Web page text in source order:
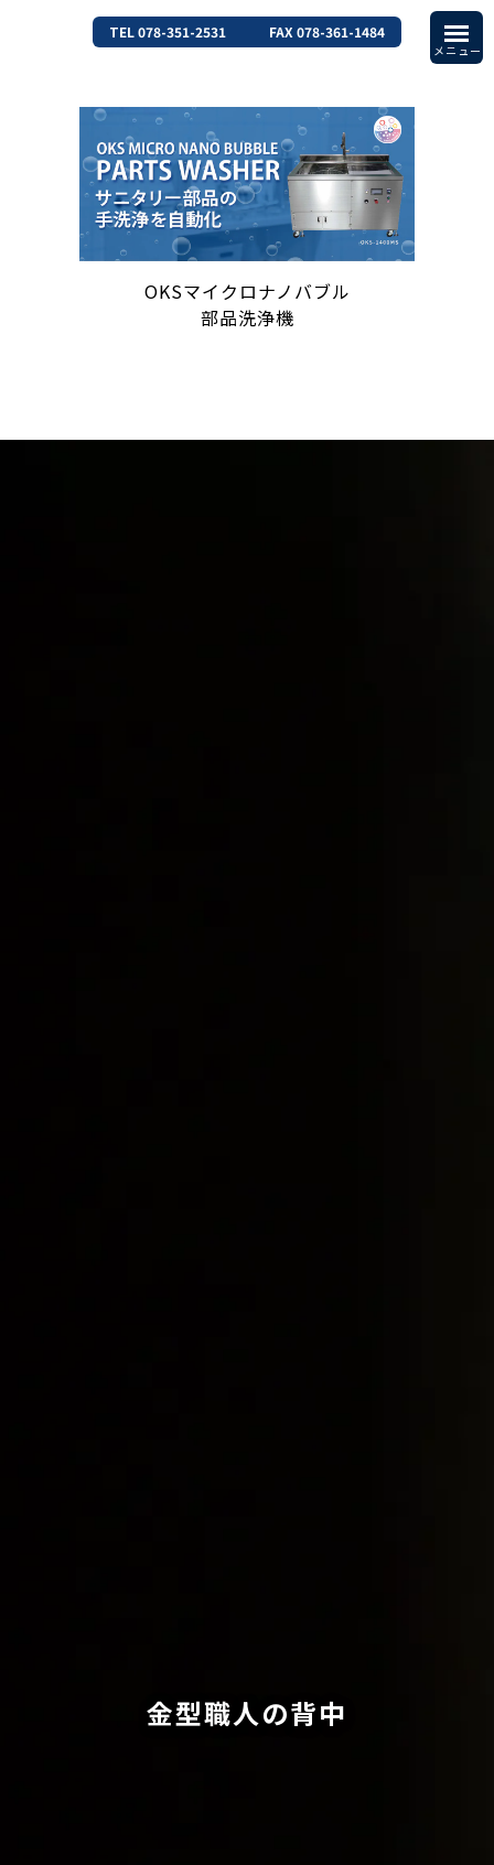
TEL 078-351-2531 FAX 078-361-1484
OKSマイクロナノバブル
部品洗浄機
金型職人の背中